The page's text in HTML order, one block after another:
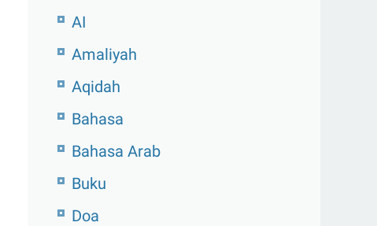
AI
Amaliyah
Aqidah
Bahasa
Bahasa Arab
Buku
Doa